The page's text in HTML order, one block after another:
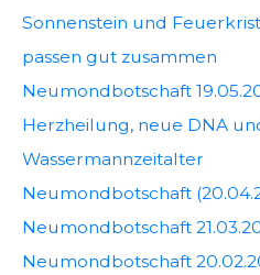
Sonnenstein und
passen gut zusammen
Neumondbotschaft
Herzheilung, neue DNA
Wassermannzeitalter
Neumondbotschaft
Neumondbotschaft
Neumondbotschaft